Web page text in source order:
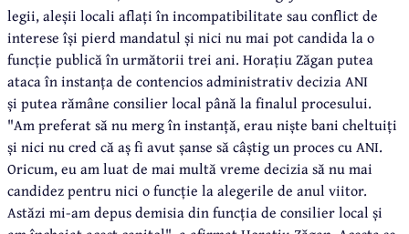
legii, aleșii locali aflați în incompatibilitate sau conflict de
interese își pierd mandatul și nici nu mai pot candida la o
funcție publică în următorii trei ani. Horațiu Zăgan putea
ataca în instanța de contencios administrativ decizia ANI
și putea rămâne consilier local până la finalul procesului.
"Am preferat să nu merg în instanță, erau niște bani cheltuiți
și nici nu cred că aș fi avut șanse să câștig un proces cu ANI.
Oricum, eu am luat de mai multă vreme decizia să nu mai
candidez pentru nici o funcție la alegerile de anul viitor.
Astăzi mi-am depus demisia din funcția de consilier local și